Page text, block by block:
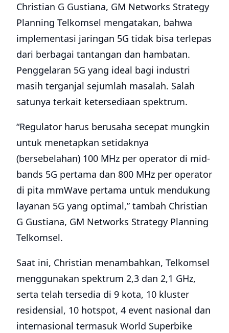
Christian G Gustiana, GM Networks Strategy
Planning Telkomsel mengatakan, bahwa
implementasi jaringan 5G tidak bisa terlepas
dari berbagai tantangan dan hambatan.
Penggelaran 5G yang ideal bagi industri
masih terganjal sejumlah masalah. Salah
satunya terkait ketersediaan spektrum.
“Regulator harus berusaha secepat mungkin
untuk menetapkan setidaknya
(bersebelahan) 100 MHz per operator di mid-
bands 5G pertama dan 800 MHz per operator
di pita mmWave pertama untuk mendukung
layanan 5G yang optimal,” tambah Christian
G Gustiana, GM Networks Strategy Planning
Telkomsel.
Saat ini, Christian menambahkan, Telkomsel
menggunakan spektrum 2,3 dan 2,1 GHz,
serta telah tersedia di 9 kota, 10 kluster
residensial, 10 hotspot, 4 event nasional dan
internasional termasuk World Superbike